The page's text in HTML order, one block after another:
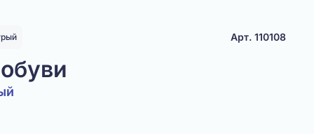
Арт. 110108